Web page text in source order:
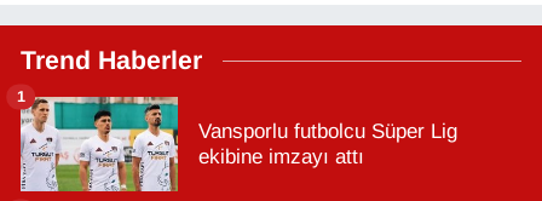
Trend Haberler
Vansporlu futbolcu Süper Lig
ekibine imzayı attı
1